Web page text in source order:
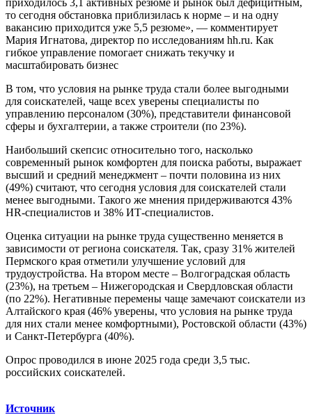
то сегодня обстановка приблизилась к норме – и на одну
вакансию приходится уже 5,5 резюме», — комментирует
Мария Игнатова, директор по исследованиям hh.ru. Как
гибкое управление помогает снижать текучку и
масштабировать бизнес
В том, что условия на рынке труда стали более выгодными
для соискателей, чаще всех уверены специалисты по
управлению персоналом (30%), представители финансовой
сферы и бухгалтерии, а также строители (по 23%).
Наибольший скепсис относительно того, насколько
современный рынок комфортен для поиска работы, выражает
высший и средний менеджмент – почти половина из них
(49%) считают, что сегодня условия для соискателей стали
менее выгодными. Такого же мнения придерживаются 43%
HR-специалистов и 38% ИТ-специалистов.
Оценка ситуации на рынке труда существенно меняется в
зависимости от региона соискателя. Так, сразу 31% жителей
Пермского края отметили улучшение условий для
трудоустройства. На втором месте – Волгоградская область
(23%), на третьем – Нижегородская и Свердловская области
(по 22%). Негативные перемены чаще замечают соискатели из
Алтайского края (46% уверены, что условия на рынке труда
для них стали менее комфортными), Ростовской области (43%)
и Санкт-Петербурга (40%).
Опрос проводился в июне 2025 года среди 3,5 тыс.
российских соискателей.
Источник